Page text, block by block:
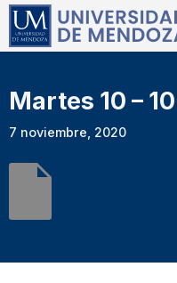
Martes 10 –
7 noviembre, 2020